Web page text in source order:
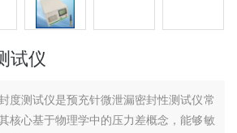
试仪
度测试仪是预充针微泄漏密封性测试仪常
核心基于物理学中的压力差概念，能够敏